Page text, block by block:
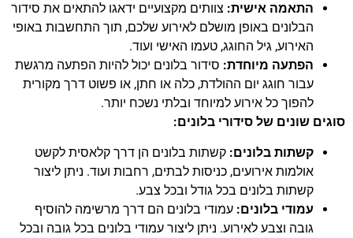
התאמה אישית: צוותים מקצועיים ידאגו להתאים את סידור
הבלונים באופן מושלם לאירוע שלכם, תוך התחשבות באופי
האירוע, גיל החוגג, טעמו האישי ועוד.
הפתעה מיוחדת: סידור בלונים יכול להיות הפתעה מרגשת
עבור חוגג יום ההולדת, כלה או חתן, או פשוט דרך מקורית
להפוך כל אירוע למיוחד ובלתי נשכח יותר.
סוגים שונים של סידורי בלונים:
קשתות בלונים: קשתות בלונים הן דרך קלאסית לקשט
אולמות אירועים, כניסות לבתים, רחבות ועוד. ניתן ליצור
קשתות בלונים בכל גודל ובכל צבע.
עמודי בלונים: עמודי בלונים הם דרך מרשימה להוסיף
גובה וצבע לאירוע. ניתן ליצור עמודי בלונים בכל גובה ובכל